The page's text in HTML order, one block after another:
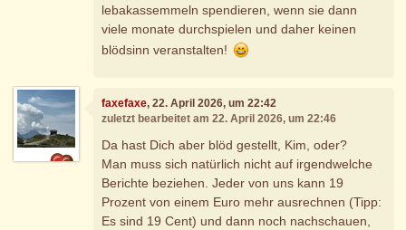
lebakassemmeln spendieren, wenn sie dann
viele monate durchspielen und daher keinen
blödsinn veranstalten!
faxefaxe, 22. April 2026, um 22:42
zuletzt bearbeitet am 22. April 2026, um 22:46
Da hast Dich aber blöd gestellt, Kim, oder?
Man muss sich natürlich nicht auf irgendwelche
Berichte beziehen. Jeder von uns kann 19
Prozent von einem Euro mehr ausrechnen (Tipp:
Es sind 19 Cent) und dann noch nachschauen,